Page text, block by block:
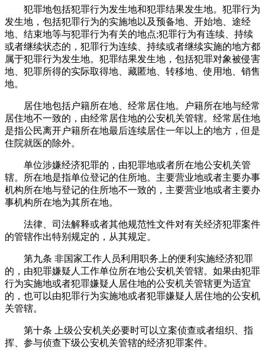
犯罪地包括犯罪行为发生地和犯罪结果发生地。犯罪行为
发生地，包括犯罪行为的实施地以及预备地、开始地、途经
地、结束地等与犯罪行为有关的地点;犯罪行为有连续、持续
或者继续状态的，犯罪行为连续、持续或者继续实施的地方都
属于犯罪行为发生地。犯罪结果发生地，包括犯罪对象被侵害
地、犯罪所得的实际取得地、藏匿地、转移地、使用地、销售
地。
居住地包括户籍所在地、经常居住地。户籍所在地与经常
居住地不一致的，由经常居住地的公安机关管辖。经常居住地
是指公民离开户籍所在地最后连续居住一年以上的地方，但是
住院就医的除外。
单位涉嫌经济犯罪的，由犯罪地或者所在地公安机关管
辖。所在地是指单位登记的住所地。主要营业地或者主要办事
机构所在地与登记的住所地不一致的，主要营业地或者主要办
事机构所在地为其所在地。
法律、司法解释或者其他规范性文件对有关经济犯罪案件
的管辖作出特别规定的，从其规定。
第九条 非国家工作人员利用职务上的便利实施经济犯罪
的，由犯罪嫌疑人工作单位所在地公安机关管辖。如果由犯罪
行为实施地或者犯罪嫌疑人居住地的公安机关管辖更为适宜
的，也可以由犯罪行为实施地或者犯罪嫌疑人居住地的公安机
关管辖。
第十条 上级公安机关必要时可以立案侦查或者组织、指
挥、参与侦查下级公安机关管辖的经济犯罪案件。